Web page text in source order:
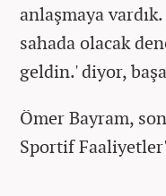
anlaşmaya
sahada olacak
geldin.' diyor,
Ömer Bayram,
Sportif